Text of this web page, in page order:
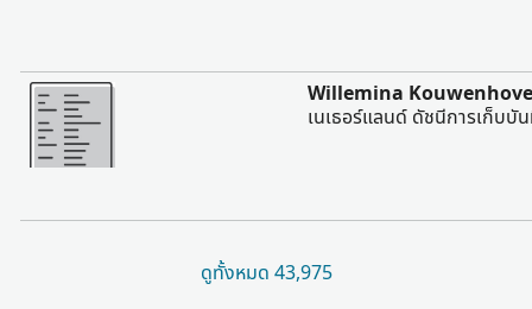
มากขึ้น
Willemina
เนเธอร์แลนด์ ดัชนีการเก็บ
ดูทั้งหมด 43,975